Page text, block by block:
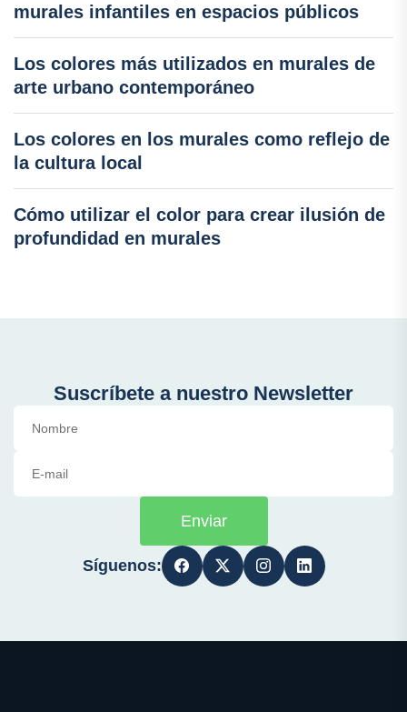
murales infantiles en espacios públicos
Los colores más utilizados en murales de
arte urbano contemporáneo
Los colores en los murales como reflejo de
la cultura local
Cómo utilizar el color para crear ilusión de
profundidad en murales
Suscríbete a nuestro Newsletter
Enviar
Síguenos: